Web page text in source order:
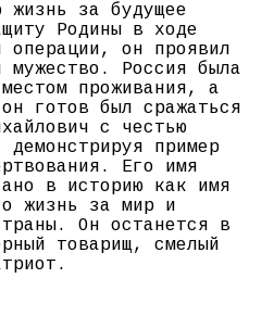
жизнь за будущее
Родины в ходе
операции, он проявил
мужество. Россия была
проживания, а
готов был сражаться
с честью
пример
Его имя
в историю как имя
жизнь за мир и
Он останется в
товарищ, смелый